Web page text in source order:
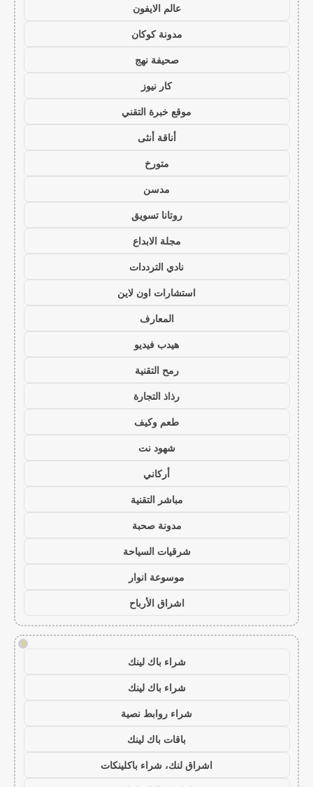
عالم الايفون
مدونة كوكان
صحيفة نهج
كار نيوز
موقع خبرة التقني
أناقة أنثى
متورخ
مدسن
روتانا تسويق
مجلة الابداع
نادي الترددات
استشارات اون لاين
المعارف
هيدب فيديو
رمح التقنية
رذاذ التجارة
طعم وكيف
شهود نت
أركاني
مباشر التقنية
مدونة صحبة
شرقيات السياحة
موسوعة انوار
اشراق الأرباح
!
شراء باك لينك
شراء باك لينك
شراء روابط نصية
باقات باك لينك
اشراق لنك، شراء باكلينكات